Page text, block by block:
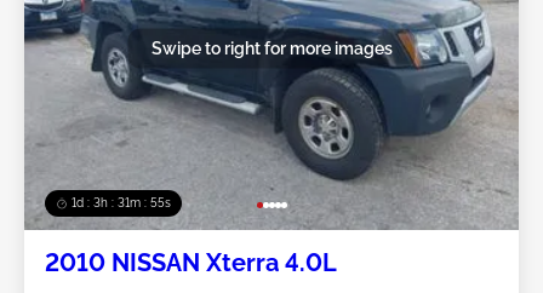
1d : 3h : 31m : 52s
Swipe to right for more images
2010 NISSAN Xterra 4.0L